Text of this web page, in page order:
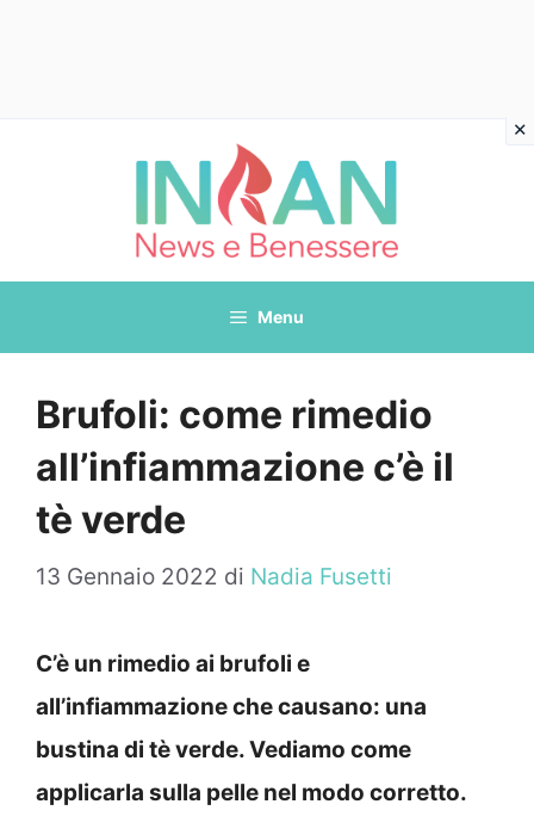
Menu
Brufoli: come rimedio
all’infiammazione c’è il
tè verde
13 Gennaio 2022 di Nadia Fusetti
C’è un rimedio ai brufoli e
all’infiammazione che causano: una
bustina di tè verde. Vediamo come
applicarla sulla pelle nel modo corretto.